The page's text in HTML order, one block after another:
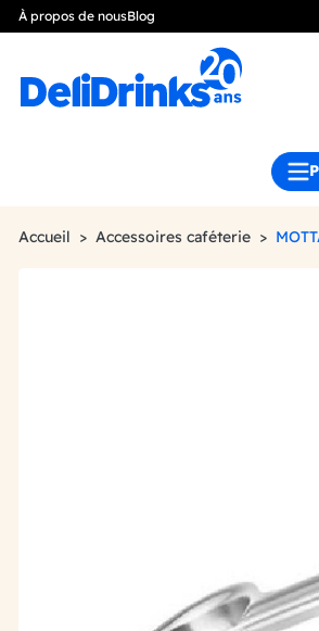
À propos de nousBlog
Accueil Accessoires caféterie